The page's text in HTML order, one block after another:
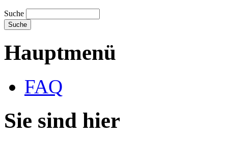
Suche
Hauptmenü
FAQ
Sie sind hier